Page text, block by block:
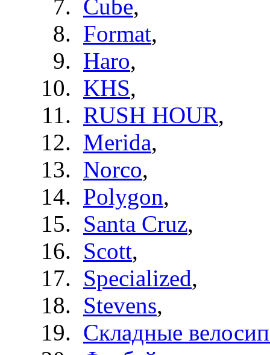
Cube,
Format,
Haro,
KHS,
RUSH HOUR,
Merida,
Norco,
Polygon,
Santa Cruz,
Scott,
Specialized,
Stevens,
Складные